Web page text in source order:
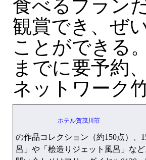
食べるプラン
観賞でき、ぜ
ことができる
までに要予約
ネットワーク
ホテル賀茂川荘
の作品コレクション（約150点）、
呂」や「桧造りジェット風呂」など